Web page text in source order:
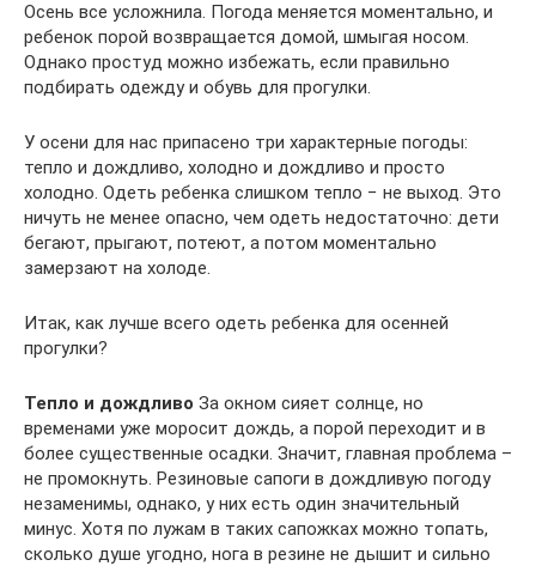
Осень все усложнила. Погода меняется моментально, и
ребенок порой возвращается домой, шмыгая носом.
Однако простуд можно избежать, если правильно
подбирать одежду и обувь для прогулки.
У осени для нас припасено три характерные погоды:
тепло и дождливо, холодно и дождливо и просто
холодно. Одеть ребенка слишком тепло − не выход. Это
ничуть не менее опасно, чем одеть недостаточно: дети
бегают, прыгают, потеют, а потом моментально
замерзают на холоде.
Итак, как лучше всего одеть ребенка для осенней
прогулки?
Тепло и дождливо За окном сияет солнце, но
временами уже моросит дождь, а порой переходит и в
более существенные осадки. Значит, главная проблема –
не промокнуть. Резиновые сапоги в дождливую погоду
незаменимы, однако, у них есть один значительный
минус. Хотя по лужам в таких сапожках можно топать,
сколько душе угодно, нога в резине не дышит и сильно